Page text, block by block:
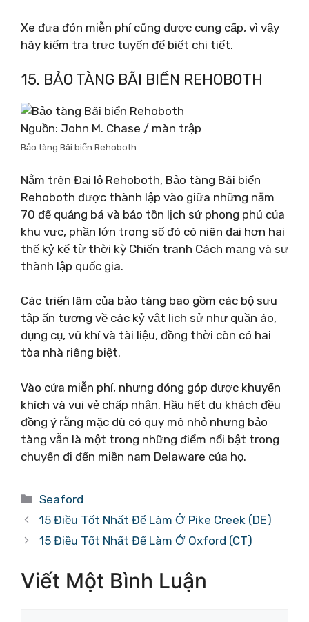
Xe đưa đón miễn phí cũng được cung cấp, vì vậy
hãy kiểm tra trực tuyến để biết chi tiết.
15. BẢO TÀNG BÃI BIỂN REHOBOTH
Nguồn: John M. Chase / màn trập
Bảo tàng Bãi biển Rehoboth
Nằm trên Đại lộ Rehoboth, Bảo tàng Bãi biển
Rehoboth được thành lập vào giữa những năm
70 để quảng bá và bảo tồn lịch sử phong phú của
khu vực, phần lớn trong số đó có niên đại hơn hai
thế kỷ kể từ thời kỳ Chiến tranh Cách mạng và sự
thành lập quốc gia.
Các triển lãm của bảo tàng bao gồm các bộ sưu
tập ấn tượng về các kỷ vật lịch sử như quần áo,
dụng cụ, vũ khí và tài liệu, đồng thời còn có hai
tòa nhà riêng biệt.
Vào cửa miễn phí, nhưng đóng góp được khuyến
khích và vui vẻ chấp nhận. Hầu hết du khách đều
đồng ý rằng mặc dù có quy mô nhỏ nhưng bảo
tàng vẫn là một trong những điểm nổi bật trong
chuyến đi đến miền nam Delaware của họ.
Danh
mục
Seaford
15 Điều Tốt Nhất Để Làm Ở Pike Creek (DE)
15 Điều Tốt Nhất Để Làm Ở Oxford (CT)
Viết Một Bình Luận